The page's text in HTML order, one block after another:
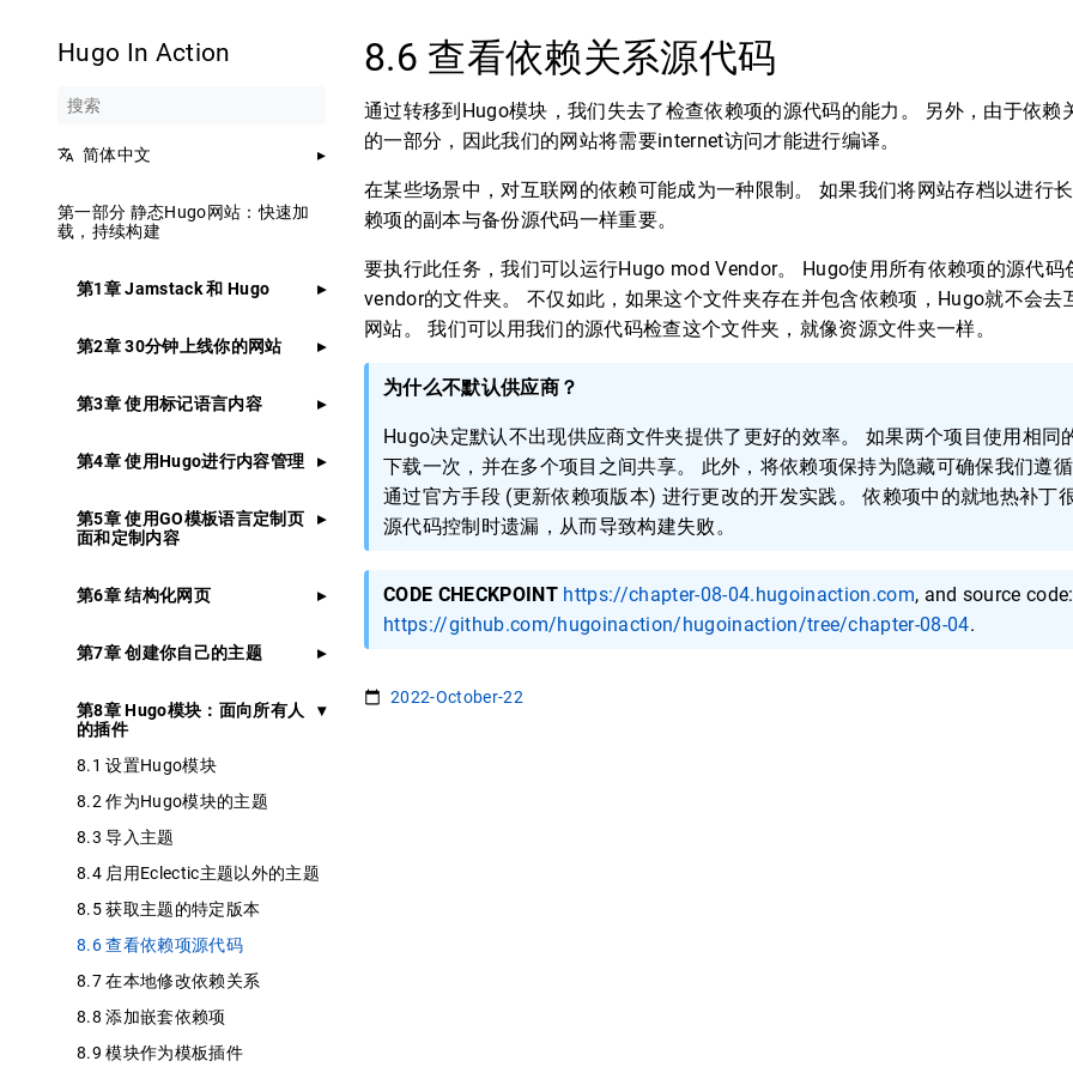
Hugo In Action
简体中文
第一部分 静态Hugo网站：快速加
载，持续构建
第1章 Jamstack 和 Hugo
第2章 30分钟上线你的网站
第3章 使用标记语言内容
第4章 使用Hugo进行内容管理
第5章 使用GO模板语言定制页
面和定制内容
第6章 结构化网页
第7章 创建你自己的主题
第8章 Hugo模块：面向所有人
的插件
8.1 设置Hugo模块
8.2 作为Hugo模块的主题
8.3 导入主题
8.4 启用Eclectic主题以外的主题
8.5 获取主题的特定版本
8.6 查看依赖项源代码
8.7 在本地修改依赖关系
8.8 添加嵌套依赖项
8.9 模块作为模板插件
8.6 查看依赖关系源代码
通过转移到Hugo模块，我们失去了检查依赖项的源代码的能力。 另外，由于依赖
的一部分，因此我们的网站将需要internet访问才能进行编译。
在某些场景中，对互联网的依赖可能成为一种限制。 如果我们将网站存档以进行
赖项的副本与备份源代码一样重要。
要执行此任务，我们可以运行Hugo mod Vendor。 Hugo使用所有依赖项的源代码
vendor的文件夹。 不仅如此，如果这个文件夹存在并包含依赖项，Hugo就不会去
网站。 我们可以用我们的源代码检查这个文件夹，就像资源文件夹一样。
为什么不默认供应商？
Hugo决定默认不出现供应商文件夹提供了更好的效率。 如果两个项目使用相同
下载一次，并在多个项目之间共享。 此外，将依赖项保持为隐藏可确保我们遵
通过官方手段 (更新依赖项版本) 进行更改的开发实践。 依赖项中的就地热补丁
源代码控制时遗漏，从而导致构建失败。
CODE CHECKPOINT https://chapter-08-04.hugoinaction.com, and source code:
https://github.com/hugoinaction/hugoinaction/tree/chapter-08-04.
2022-October-22